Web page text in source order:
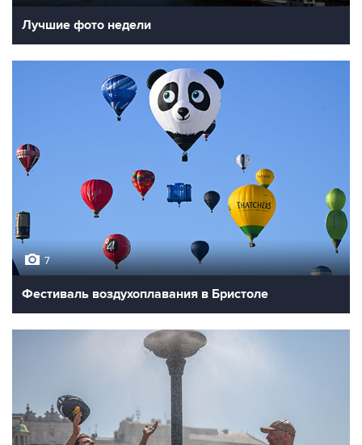
Лучшие фото недели
7
Фестиваль воздухоплавания в Бристоле